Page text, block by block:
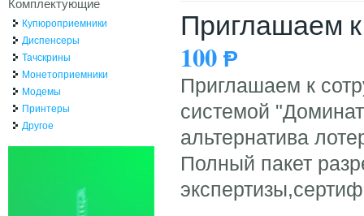
Приглашаем
100 Ᵽ
Приглашаем к
системой
альтернатива
Полный пакет
Купюроприемники
Диспенсеры
Тачскрины
Монетоприемники
Модемы
Принтеры
Другое